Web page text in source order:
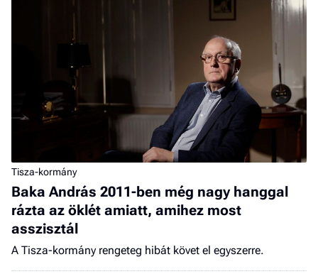
Tisza-kormány
Baka András 2011-ben még nagy hanggal
rázta az öklét amiatt, amihez most
asszisztál
A Tisza-kormány rengeteg hibát követ el egyszerre.